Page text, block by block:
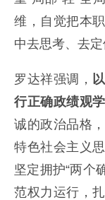
维，自觉把本
中去思考、去定
罗达祥强调，
行正确政绩观
诚的政治品格
特色社会主义
坚定拥护“两个
范权力运行，